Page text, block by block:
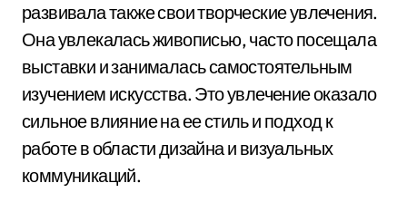
развивала также свои творческие увлечения.
Она увлекалась живописью, часто посещала
выставки и занималась самостоятельным
изучением искусства. Это увлечение оказало
сильное влияние на ее стиль и подход к
работе в области дизайна и визуальных
коммуникаций.